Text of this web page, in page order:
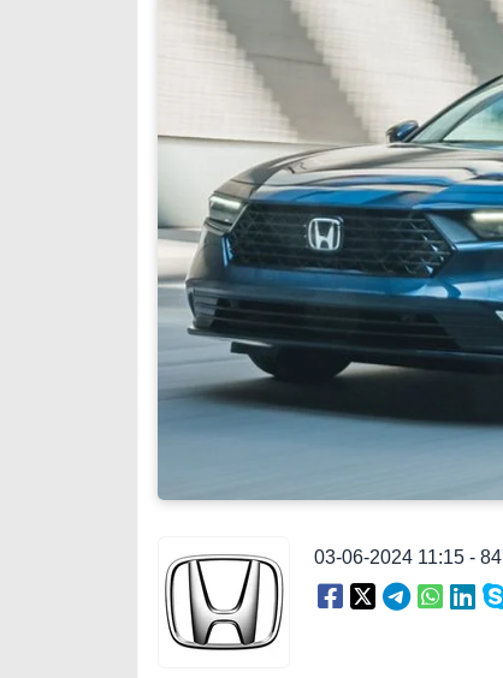
03-06-2024 11:15 -